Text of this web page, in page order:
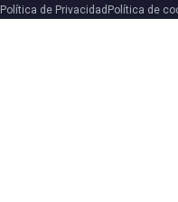
Política de Privacidad Política de